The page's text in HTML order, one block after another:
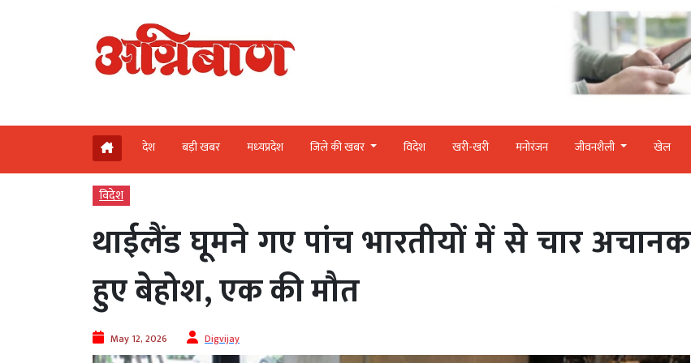
देश बड़ी खबर मध्‍यप्रदेश जिले की खबर विदेश खरी-खरी मनोरंजन जीवनशैली खेल
विदेश
थाईलैंड घूमने गए पांच भारतीयों में से चार अचानक
हुए बेहोश, एक की मौत
May 12, 2026 Digvijay